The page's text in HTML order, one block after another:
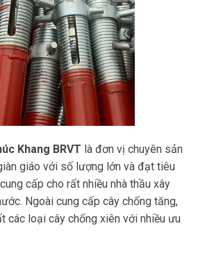
Khang BRVT là đơn vị chuyên sản
giáo với số lượng lớn và đạt tiêu
cấp cho rất nhiều nhà thầu xây
Ngoài cung cấp cây chống tăng,
các loại cây chống xiên với nhiều ưu